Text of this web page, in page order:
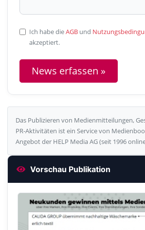
Ich habe dieAGB und
akzeptiert.
News erfassen »
Das Publizieren von Medienmitteilungen,
PR-Aktivitäten ist ein Service von
Angebot der HELP Media AG (seit 1996
Vorschau Publikation